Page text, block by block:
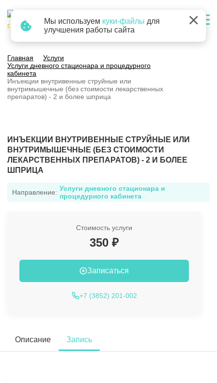
г. Барнаул
Главная
Услуги
Услуги дневного стационара и процедурного
кабинета
Инъекции внутривенные струйные или
внутримышечные (без стоимости лекарственных
препаратов) - 2 и более шприца
ИНЪЕКЦИИ ВНУТРИВЕННЫЕ СТРУЙНЫЕ ИЛИ
ВНУТРИМЫШЕЧНЫЕ (БЕЗ СТОИМОСТИ
ЛЕКАРСТВЕННЫХ ПРЕПАРАТОВ) - 2 И БОЛЕЕ
ШПРИЦА
Направление: Услуги дневного стационара и
процедурного кабинета
Стоимость услуги
350 ₽
Записаться
+7 (3852) 201-002
Описание Запись
Мы используем куки-файлы для
улучшения работы сайта
×